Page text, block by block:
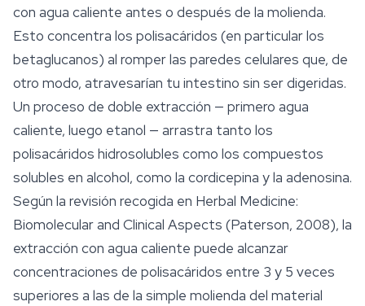
con agua caliente antes o después de la molienda.
Esto concentra los polisacáridos (en particular los
betaglucanos) al romper las paredes celulares que, de
otro modo, atravesarían tu intestino sin ser digeridas.
Un proceso de doble extracción — primero agua
caliente, luego etanol — arrastra tanto los
polisacáridos hidrosolubles como los compuestos
solubles en alcohol, como la cordicepina y la adenosina.
Según la revisión recogida en Herbal Medicine:
Biomolecular and Clinical Aspects (Paterson, 2008), la
extracción con agua caliente puede alcanzar
concentraciones de polisacáridos entre 3 y 5 veces
superiores a las de la simple molienda del material